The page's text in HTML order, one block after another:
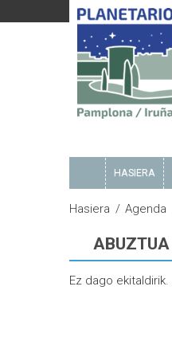
HASIERA
Hasiera Agenda
ABUZTUA
Ez dago ekitaldirik.